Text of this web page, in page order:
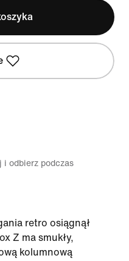
odbierz podczas
retro osiągnął
Z ma smukły,
kolumnową